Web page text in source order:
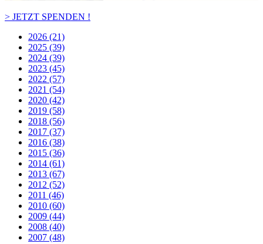
> JETZT SPENDEN !
2026 (21)
2025 (39)
2024 (39)
2023 (45)
2022 (57)
2021 (54)
2020 (42)
2019 (58)
2018 (56)
2017 (37)
2016 (38)
2015 (36)
2014 (61)
2013 (67)
2012 (52)
2011 (46)
2010 (60)
2009 (44)
2008 (40)
2007 (48)